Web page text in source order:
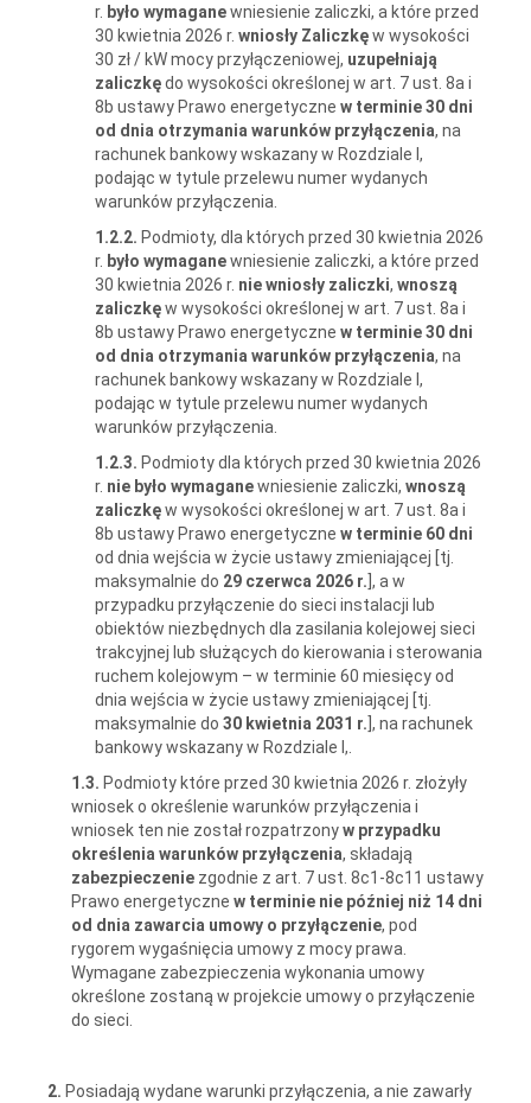
r. było wymaganewniesienie zaliczki, a które przed
30 kwietnia 2026 r. wniosły Zaliczkęw wysokości
30 zł / kW mocy przyłączeniowej, uzupełniają
zaliczkędo wysokości określonej w art. 7 ust. 8a i
8b ustawy Prawo energetyczne w terminie 30 dni
od dnia otrzymania warunków przyłączenia, na
rachunek bankowy wskazany w Rozdziale I,
podając w tytule przelewu numer wydanych
warunków przyłączenia.
1.2.2. Podmioty, dla których przed 30 kwietnia 2026
r. było wymaganewniesienie zaliczki, a które przed
30 kwietnia 2026 r. nie wniosły zaliczki, wnoszą
zaliczkęw wysokości określonej w art. 7 ust. 8a i
8b ustawy Prawo energetyczne w terminie 30 dni
od dnia otrzymania warunków przyłączenia, na
rachunek bankowy wskazany w Rozdziale I,
podając w tytule przelewu numer wydanych
warunków przyłączenia.
1.2.3. Podmioty dla których przed 30 kwietnia 2026
r. nie było wymaganewniesienie zaliczki, wnoszą
zaliczkęw wysokości określonej w art. 7 ust. 8a i
8b ustawy Prawo energetyczne w terminie 60 dni
od dnia wejścia w życie ustawy zmieniającej [tj.
maksymalnie do 29 czerwca 2026 r. ], a w
przypadku przyłączenie do sieci instalacji lub
obiektów niezbędnych dla zasilania kolejowej sieci
trakcyjnej lub służących do kierowania i sterowania
ruchem kolejowym – w terminie 60 miesięcy od
dnia wejścia w życie ustawy zmieniającej [tj.
maksymalnie do 30 kwietnia 2031 r. ], na rachunek
bankowy wskazany w Rozdziale I,.
1.3. Podmioty które przed 30 kwietnia 2026 r. złożyły
wniosek o określenie warunków przyłączenia i
wniosek ten nie został rozpatrzonyw przypadku
określenia warunków przyłączenia, składają
zabezpieczenie zgodnie z art. 7 ust. 8c1-8c11 ustawy
Prawo energetyczne w terminie nie później niż 14 dni
od dnia zawarcia umowy o przyłączenie, pod
rygorem wygaśnięcia umowy z mocy prawa.
Wymagane zabezpieczenia wykonania umowy
określone zostaną w projekcie umowy o przyłączenie
do sieci.
2. Posiadają wydane warunki przyłączenia, a nie zawarły